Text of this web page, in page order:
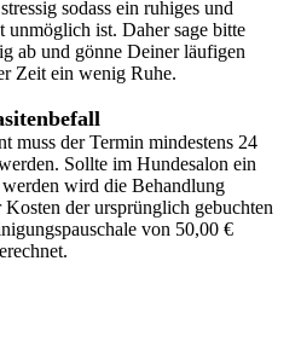
sodass ein ruhiges und
unmöglich ist. Daher sage bitte
ab und gönne Deiner läufigen
Zeit ein wenig Ruhe.
muss der Termin mindestens 24
Sollte im Hundesalon ein
wird die Behandlung
der ursprünglich gebuchten
von 50,00 €